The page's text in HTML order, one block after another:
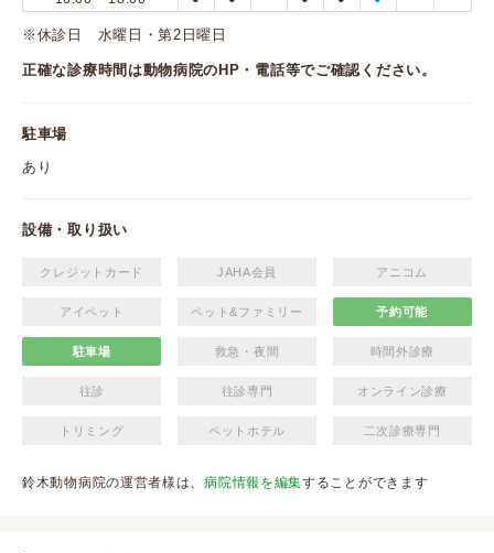
※休診日 水曜日・第2日曜日
正確な診療時間は動物病院のHP・電話等でご確認ください。
駐車場
あり
設備・取り扱い
クレジットカード JAHA会員 アニコム
アイペット ペット&ファミリー 予約可能
駐車場 救急・夜間 時間外診療
往診 往診専門 オンライン診療
トリミング ペットホテル 二次診療専門
鈴木動物病院の運営者様は、病院情報を編集することができます